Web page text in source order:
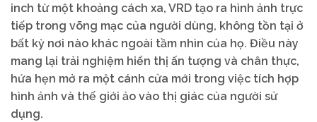
inch từ một khoảng cách xa, VRD tạo ra hình ảnh trực
tiếp trong võng mạc của người dùng, không tồn tại ở
bất kỳ nơi nào khác ngoài tầm nhìn của họ. Điều này
mang lại trải nghiệm hiển thị ấn tượng và chân thực,
hứa hẹn mở ra một cánh cửa mới trong việc tích hợp
hình ảnh và thế giới ảo vào thị giác của người sử
dụng.